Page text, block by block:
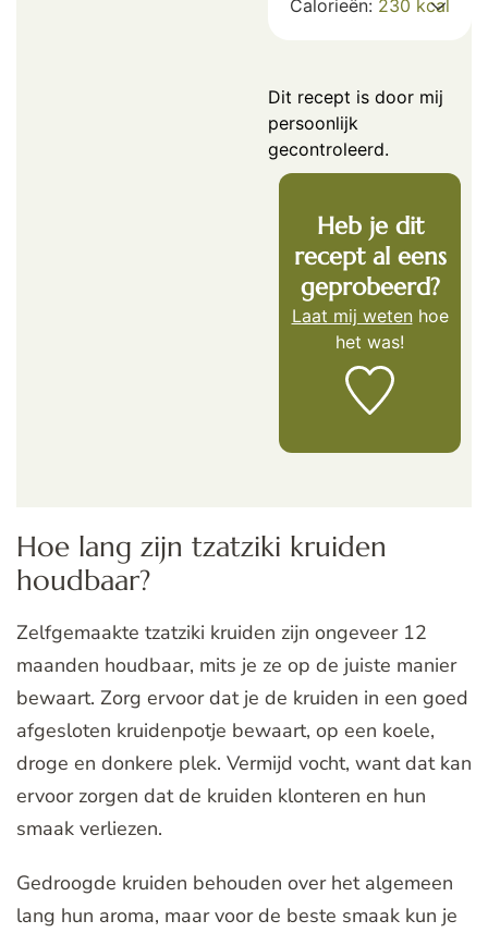
Calorieën: 230 kcal
Dit recept is door mij
persoonlijk
gecontroleerd.
Heb je dit
recept al eens
geprobeerd?
Laat mij wetenhoe
het was!
Hoe lang zijn tzatziki kruiden
houdbaar?
Zelfgemaakte tzatziki kruiden zijn ongeveer 12
maanden houdbaar, mits je ze op de juiste manier
bewaart. Zorg ervoor dat je de kruiden in een goed
afgesloten kruidenpotje bewaart, op een koele,
droge en donkere plek. Vermijd vocht, want dat kan
ervoor zorgen dat de kruiden klonteren en hun
smaak verliezen.
Gedroogde kruiden behouden over het algemeen
lang hun aroma, maar voor de beste smaak kun je